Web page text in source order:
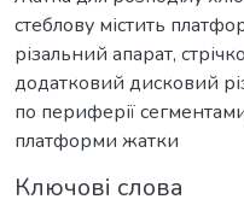
стеблову містить
різальний апарат,
додатковий дисковий
по периферії
платформи жатки
Ключові слова